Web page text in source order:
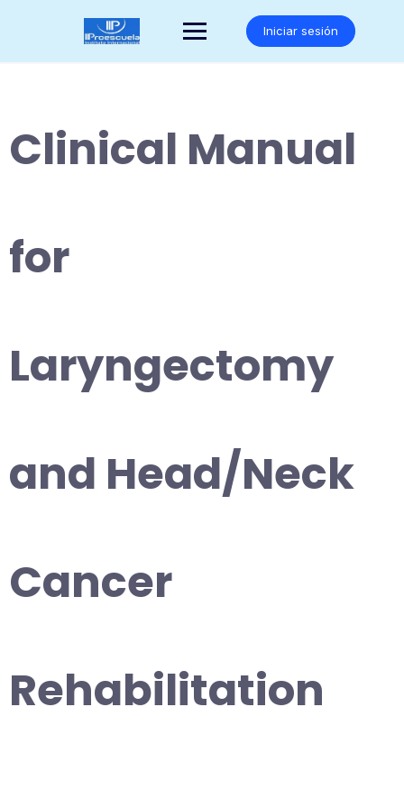
Iniciar sesión
Clinical Manual
for
Laryngectomy
and Head/Neck
Cancer
Rehabilitation